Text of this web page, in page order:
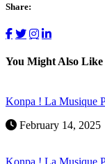
Share:
You Might Also Like
Konpa ! La Musique
February 14, 2025